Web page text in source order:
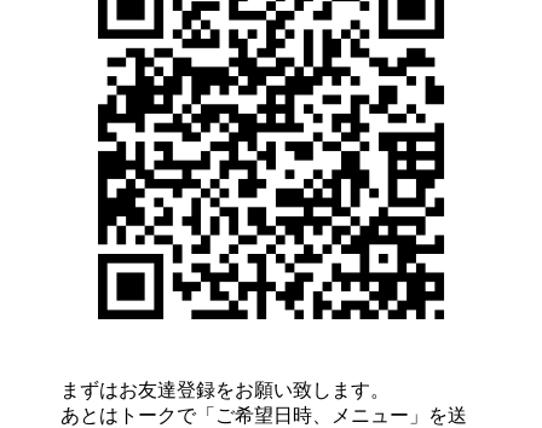
まずはお友達登録をお願い致します。
あとはトークで「ご希望日時、メニュー」を送